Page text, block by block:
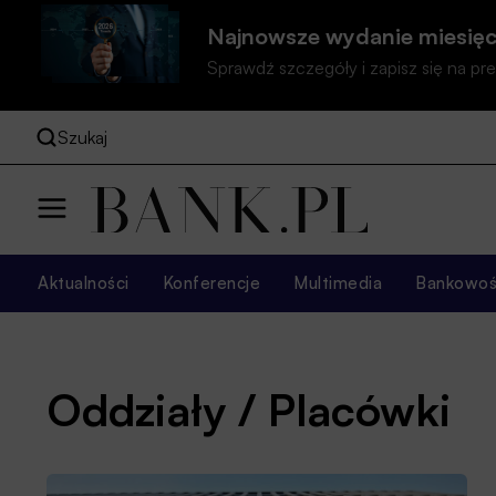
Najnowsze wydanie
Sprawdź szczegóły i zapisz się na
Szukaj
Aktualności Konferencje Multimedia
Oddziały / Placówki